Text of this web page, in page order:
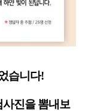
습니다!
진을 뽐내보